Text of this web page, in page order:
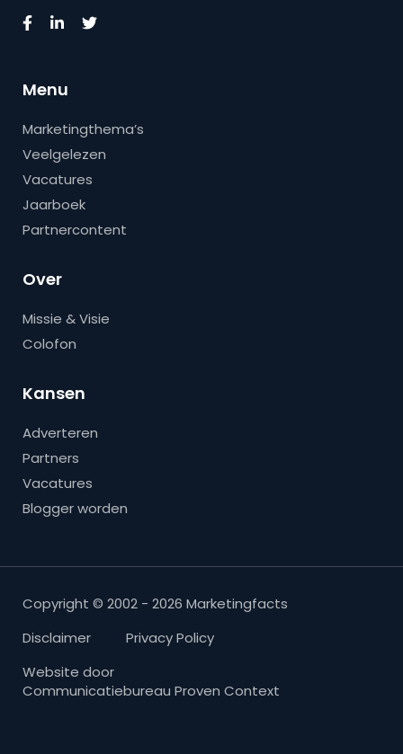
Menu
Marketingthema’s
Veelgelezen
Vacatures
Jaarboek
Partnercontent
Over
Missie & Visie
Colofon
Kansen
Adverteren
Partners
Vacatures
Blogger worden
Copyright © 2002 - 2026 Marketingfacts
Disclaimer
Privacy Policy
Website door
Communicatiebureau Proven Context